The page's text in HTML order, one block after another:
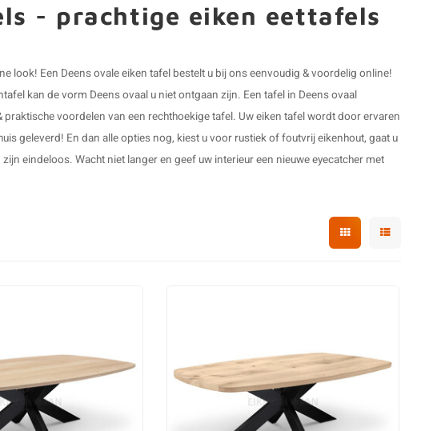
eikenhout
tafel - rustiek
tafel - foutvrij
- prachtige eiken eettafels
look! Een Deens ovaleeiken tafel bestelt u bij ons eenvoudig & voordelig online!
kan de vorm Deens ovaal u niet ontgaan zijn. Een tafel in Deens ovaal
voordelen van een rechthoekige tafel. Uw eiken tafel wordt door ervaren
geleverd! En dan alle opties nog, kiest u voor rustiek of foutvrij eikenhout, gaat u
eindeloos. Wacht niet langer en geef uw interieur een nieuwe eyecatcher met